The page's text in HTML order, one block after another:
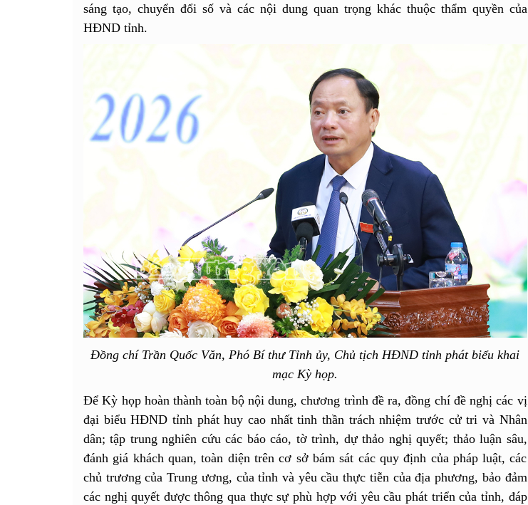
sáng tạo, chuyển đổi số và các nội dung quan trọng khác thuộc thẩm quyền của
HĐND tỉnh.
Đồng chí Trần Quốc Văn, Phó Bí thư Tỉnh ủy, Chủ tịch HĐND tỉnh phát biểu khai
mạc Kỳ họp.
Để Kỳ họp hoàn thành toàn bộ nội dung, chương trình đề ra, đồng chí đề nghị các vị
đại biểu HĐND tỉnh phát huy cao nhất tinh thần trách nhiệm trước cử tri và Nhân
dân; tập trung nghiên cứu các báo cáo, tờ trình, dự thảo nghị quyết; thảo luận sâu,
đánh giá khách quan, toàn diện trên cơ sở bám sát các quy định của pháp luật, các
chủ trương của Trung ương, của tỉnh và yêu cầu thực tiễn của địa phương, bảo đảm
các nghị quyết được thông qua thực sự phù hợp với yêu cầu phát triển của tỉnh, đáp